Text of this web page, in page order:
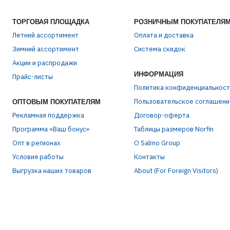
ТОРГОВАЯ ПЛОЩАДКА
Летний ассортимент
Зимний ассортимент
Акции и распродажи
Прайс-листы
ОПТОВЫМ ПОКУПАТЕЛЯМ
Рекламная поддержка
Программа «Ваш бонус»
Опт в регионах
Условия работы
Выгрузка наших товаров
РОЗНИЧНЫМ
Оплата и доставка
Система скидок
ИНФОРМАЦИЯ
Политика
Пользовательское
Договор-оферта
Таблицы размеров Norfin
О Salmo Group
Контакты
About (For Foreign Visitors)